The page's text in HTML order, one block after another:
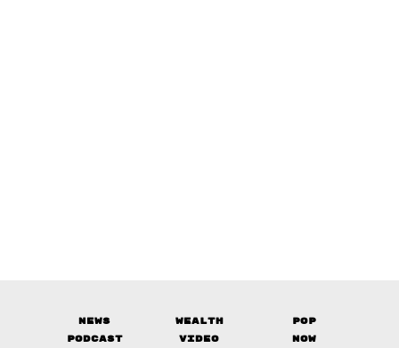
News Wealth
Pop
Podcast
Video
Now